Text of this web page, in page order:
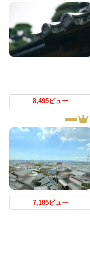
8,495ビュー
7,185ビュー